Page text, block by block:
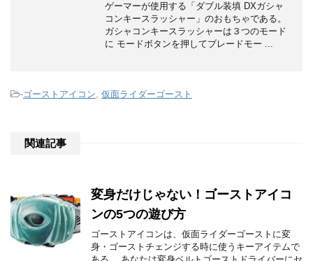
ゲーマーが使用する「ダブル装填 DXガシャ
コンキースラッシャー」のおもちゃである。
ガシャコンキースラッシャーは３つのモード
に モードボタンを押してブレードモー ...
-ゴーストアイコン, 仮面ライダーゴースト
関連記事
変身だけじゃない！ゴーストアイコ
ンの5つの遊び方
ゴーストアイコンは、仮面ライダーゴーストに変
身・ゴーストチェンジする時に使うキーアイテムで